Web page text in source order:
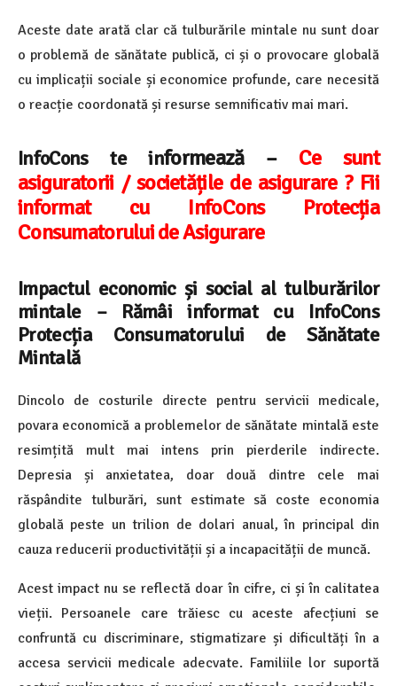
Aceste date arată clar că tulburările mintale nu sunt doar
o problemă de sănătate publică, ci și o provocare globală
cu implicații sociale și economice profunde, care necesită
o reacție coordonată și resurse semnificativ mai mari.
InfoCons te informează – Ce sunt
asiguratorii / societățile de asigurare ? Fii
informat cu InfoCons Protecția
Consumatorului de Asigurare
Impactul economic și social al tulburărilor
mintale – Rămâi informat cu InfoCons
Protecția Consumatorului de Sănătate
Mintală
Dincolo de costurile directe pentru servicii medicale,
povara economică a problemelor de sănătate mintală este
resimțită mult mai intens prin pierderile indirecte.
Depresia și anxietatea, doar două dintre cele mai
răspândite tulburări, sunt estimate să coste economia
globală peste un trilion de dolari anual, în principal din
cauza reducerii productivității și a incapacității de muncă.
Acest impact nu se reflectă doar în cifre, ci și în calitatea
vieții. Persoanele care trăiesc cu aceste afecțiuni se
confruntă cu discriminare, stigmatizare și dificultăți în a
accesa servicii medicale adecvate. Familiile lor suportă